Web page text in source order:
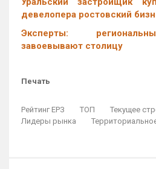
девелопера ростовский
Эксперты:
завоевывают столицу
Печать
Рейтинг ЕРЗ ТОП
Текущее
Лидеры рынка